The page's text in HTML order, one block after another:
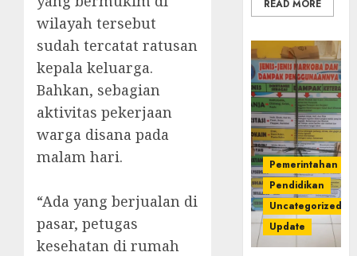
wilayah tersebut
sudah tercatat ratusan
kepala keluarga.
Bahkan, sebagian
aktivitas pekerjaan
warga disana pada
malam hari.
“Ada yang berjualan di
pasar, petugas
kesehatan di rumah
READ MORE
Pemerintahan
Pendidikan
Uncategorized
Update